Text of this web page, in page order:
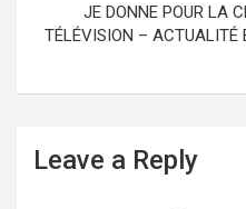
JE DONNE POUR LA
TÉLÉVISION – ACTUALITÉ
Leave a Reply